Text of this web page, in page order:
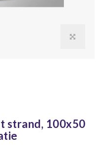
strand, 100x50